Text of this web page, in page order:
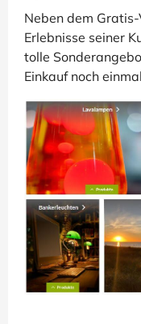
Neben dem
Erlebnisse seiner
tolle
Einkauf noch